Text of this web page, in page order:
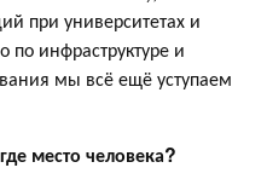
при университетах и
по инфраструктуре и
мы всё ещё уступаем
место человека?